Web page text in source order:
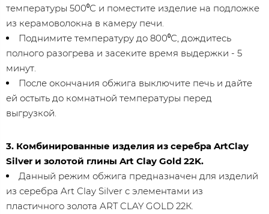
температуры 500⁰С и поместите изделие на подложке
из керамоволокна в камеру печи.
Поднимите температуру до 800⁰С, дождитесь
полного разогрева и засеките время выдержки - 5
минут.
После окончания обжига выключите печь и дайте
ей остыть до комнатной температуры перед
выгрузкой.
3. Комбинированные изделия из серебра ArtClay
Silver и золотой глины Art Clay Gold 22K.
Данный режим обжига предназначен для изделий
из серебра Art Clay Silver с элементами из
пластичного золота ART CLAY GOLD 22К.